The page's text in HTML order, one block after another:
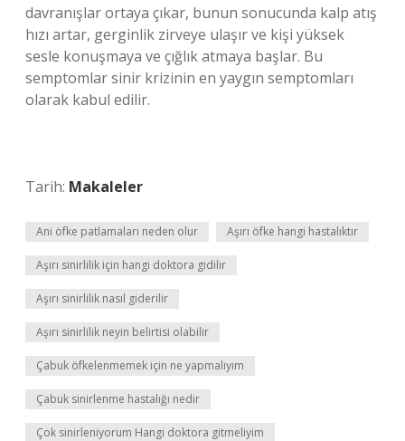
davranışlar ortaya çıkar, bunun sonucunda kalp atış
hızı artar, gerginlik zirveye ulaşır ve kişi yüksek
sesle konuşmaya ve çığlık atmaya başlar. Bu
semptomlar sinir krizinin en yaygın semptomları
olarak kabul edilir.
Tarih: Makaleler
Ani öfke patlamaları neden olur Aşırı öfke hangi hastalıktır
Aşırı sinirlilik için hangi doktora gidilir
Aşırı sinirlilik nasıl giderilir
Aşırı sinirlilik neyin belirtisi olabilir
Çabuk öfkelenmemek için ne yapmalıyım
Çabuk sinirlenme hastalığı nedir
Çok sinirleniyorum Hangi doktora gitmeliyim